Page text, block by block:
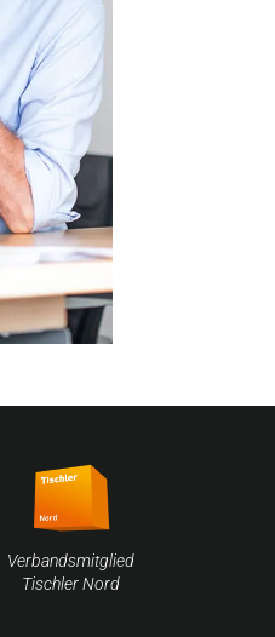
Verbandsmitglied
Tischler Nord